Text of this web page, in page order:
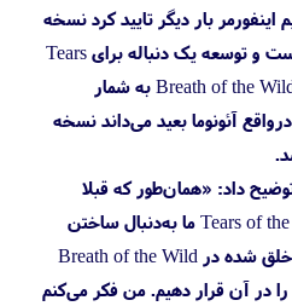
اینفورمر بار دیگر تایید کرد نسخه
بعدی زلدا یک بازی کاملا جدید است و توسعه یک دنباله برای Tears
of the Kingdom که خود دنباله Breath of the Wild به شمار
آئونوما بعید می‌داند نسخه
داد: «همان‌طور که قبلا
اشاره کردم، با توسعه Tears of the Kingdom ما به‌دنبال ساختن
جهانی بر فراز آسمان‌های دنیای خلق شده در Breath of the Wild
را در آن قرار دهیم. من فکر می‌کنم